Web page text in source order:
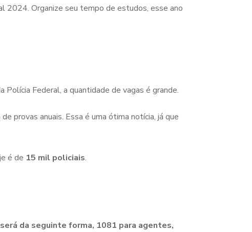
2024. Organize seu tempo de estudos, esse ano
Polícia Federal, a quantidade de vagas é grande.
provas anuais. Essa é uma ótima notícia, já que
é de 15 mil policiais.
da seguinte forma, 1081 para agentes,